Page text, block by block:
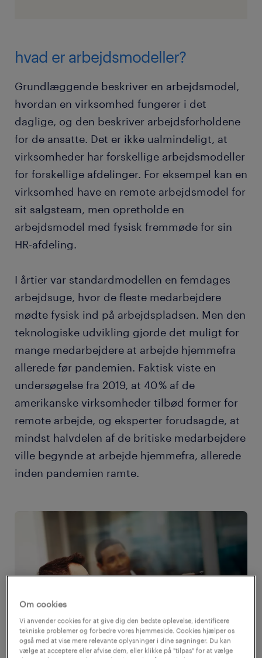
hvad er arbejdsmodeller?
Grundlæggende beskriver en arbejdsmodel,
hvordan en virksomhed fungerer i det
daglige, og den beskriver arbejdsforholdene
for de ansatte. Det er ikke ualmindeligt, at
virksomheder har forskellige arbejdsmodeller
for forskellige afdelinger. For eksempel kan en
virksomhed have en remote arbejdsmodel for
sit salgsteam, men opretholde en
arbejdsmodel med fysisk fremmøde for sin
HR-afdeling.
I årtier var standardmodellen en femdages
arbejdsuge, hvor de fleste medarbejdere
mødte fysisk ind på arbejdspladsen. Men den
teknologiske udvikling gjorde det muligt for
mange medarbejdere at arbejde hjemmefra
allerede før pandemien. Faktisk viste en
undersøgelse fra 2019, at 40 % af de
amerikanske virksomheder tilbød former for
remote arbejde, og eksperter forudsagde, at
mindst halvdelen af de britiske medarbejdere
ville begynde at arbejde hjemmefra, allerede
inden pandemien ramte.
Om cookies
Vi anvender cookies for at give dig den bedste oplevelse, identificere
tekniske problemer og forbedre vores hjemmeside. Cookies hjælper os
også med at vise mere relevante oplysninger i dine søgninger. Du kan
vælge at acceptere eller afvise dem, eller klikke på "tilpas" for at vælge